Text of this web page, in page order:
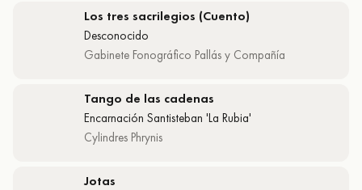
Los tres sacrilegios (Cuento)
Desconocido
Gabinete Fonográfico Pallás y Compañía
Tango de las cadenas
Encarnación Santisteban 'La Rubia'
Cylindres Phrynis
Jotas